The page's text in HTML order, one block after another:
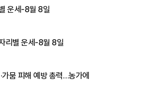
운세-8월 8일
리별 운세-8월 8일
가뭄 피해 예방 총력…농가에